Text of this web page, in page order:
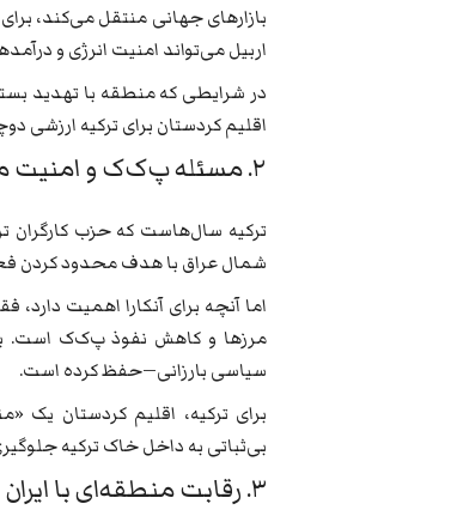
بازارهای جهانی منتقل می‌کند، برای
اربیل می‌تواند امنیت انرژی و
در شرایطی که منطقه با تهدید
اقلیم کردستان برای ترکیه ارزشی
۲. مسئله پ‌ک‌ک و امنیت مرزها
ترکیه سال‌هاست که حزب کارگران
شمال عراق با هدف محدود کردن
اما آنچه برای آنکارا اهمیت
مرزها و کاهش نفوذ پ‌ک‌ک است. به
سیاسی بارزانی—حفظ کرده است.
برای ترکیه، اقلیم کردستان
بی‌ثباتی به داخل خاک ترکیه
۳. رقابت منطقه‌ای با ایران